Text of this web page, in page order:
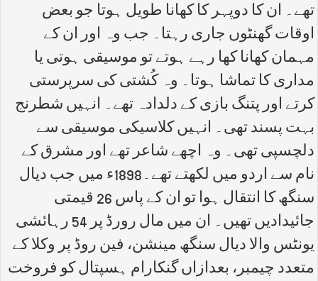
تھے۔ ان کا دوپہر کا کھانا طویل ہوتا جو بعض
اوقات گھنٹوں جاری رہتا۔ جب وہ اور ان کے
مہمان کھانا کھا رہے ہوتے تو موسیقی ہوتی یا
مداری کا تماشا ہوتا۔ وہ کُشتی کی سرپرستی
کرتے اور پتنگ بازی کے دلدادہ تھے۔ انہیں شطرنج
بہت پسند تھی۔ انہیں کلاسیکی موسیقی سے
دلچسپی تھی۔ وہ اچھے شاعر تھے اور مشرق کے
نام سے اردو میں لکھتے تھے۔1898ء میں جب دیال
سنگھ کا انتقال ہوا تو ان کے پاس 26 قیمتی
جائیدادیں تھیں۔ ان میں مال رورڈ پر 54 رہائشی
یونٹس والا دیال سنگھ مینشن، فین روڈ پر وکلا کے
متعدد چیمبر، بعدازاں گنکارام ہسپتال کو فروخت